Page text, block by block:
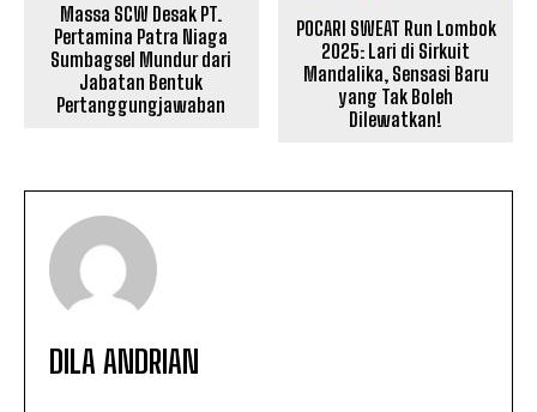
Massa SCW Desak PT.
Pertamina Patra Niaga
Sumbagsel Mundur dari
Jabatan Bentuk
Pertanggungjawaban
POCARI SWEAT Run Lombok
2025: Lari di Sirkuit
Mandalika, Sensasi Baru
yang Tak Boleh
Dilewatkan!
DILA ANDRIAN